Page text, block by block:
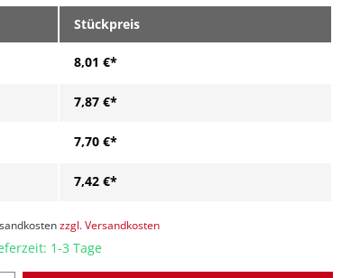
Stückpreis
8,01 €*
7,87 €*
7,70 €*
7,42 €*
zzgl. Versandkosten
1-3 Tage